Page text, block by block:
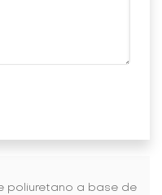
poliuretano a base de